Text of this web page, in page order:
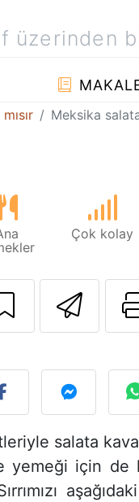
Meksika
Çok kolay
salata
için de
aşağıdaki